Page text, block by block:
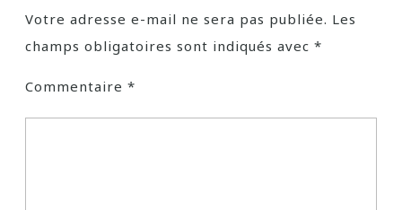
Votre adresse e-mail ne sera pas publiée. Les
champs obligatoires sont indiqués avec *
Commentaire *